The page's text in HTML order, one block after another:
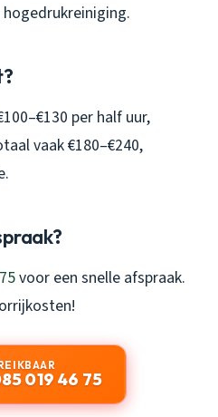
per half uur,
vaak €180–€240,
voor een snelle afspraak.
019 46 75